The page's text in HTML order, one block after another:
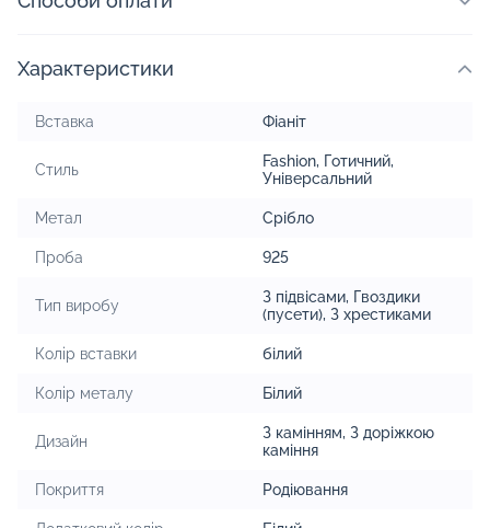
Характеристики
Вставка Фіаніт
Стиль Fashion, Готичний,
Універсальний
Метал Срібло
Проба 925
Тип виробу З підвісами, Гвоздики
(пусети), З хрестиками
Колір вставки білий
Колір металу Білий
Дизайн З камінням, З доріжкою
каміння
Покриття Родіювання